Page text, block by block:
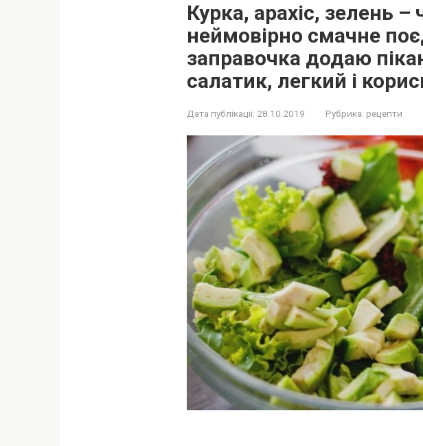
Курка, арахіс, зелень
неймовірно смачне
заправочка додаю
салатик, легкий і
Дата публікації: 28.10.2019 Рубрика: рецепти